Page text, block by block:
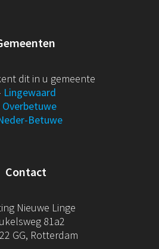
dit in u gemeente
Lingewaard
Overbetuwe
Betuwe
Contact
Nieuwe Linge
81a2
GG, Rotterdam